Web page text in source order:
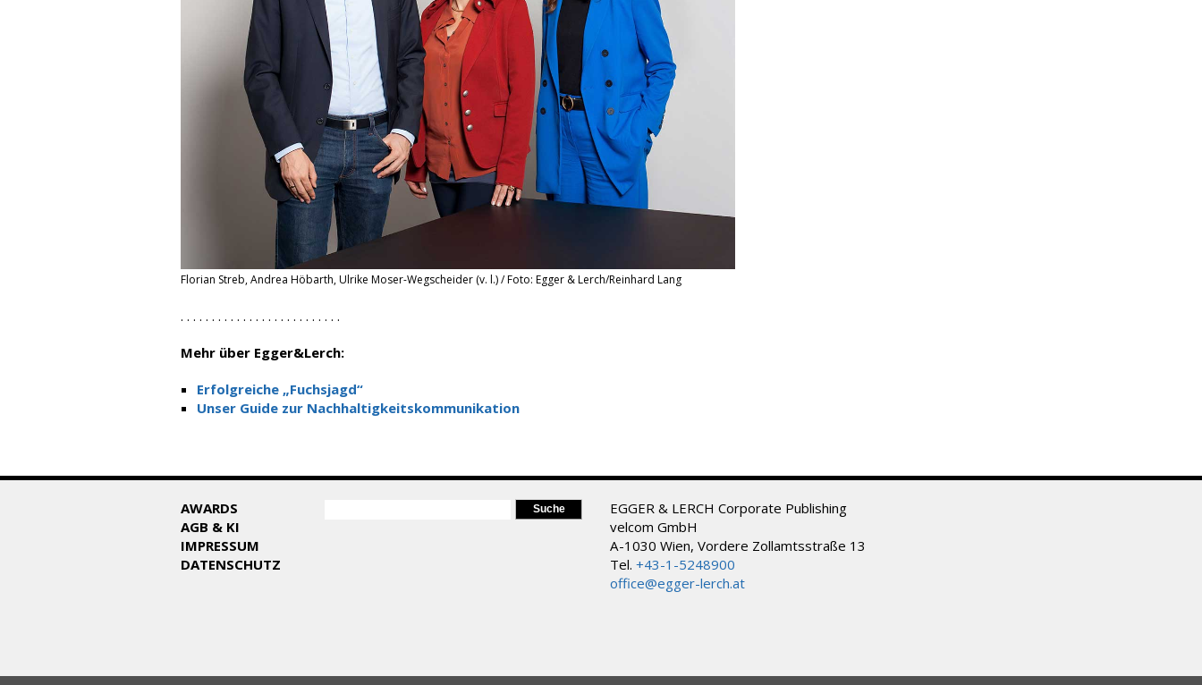
Florian Streb, Andrea Höbarth, Ulrike Moser-Wegscheider (v. l.) / Foto: Egger & Lerch/Reinhard Lang
. . . . . . . . . . . . . . . . . . . . . . . . . .
Mehr über Egger&Lerch:
Erfolgreiche „Fuchsjagd“
Unser Guide zur Nachhaltigkeitskommunikation
AWARDS
AGB & KI
IMPRESSUM
DATENSCHUTZ
EGGER & LERCH Corporate Publishing
velcom GmbH
A-1030 Wien, Vordere Zollamtsstraße 13
Tel. +43-1-5248900
office@egger-lerch.at